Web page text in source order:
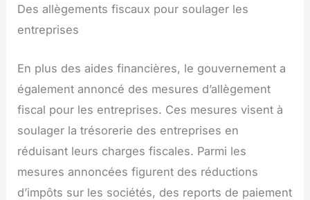
Des allègements fiscaux pour soulager les
entreprises
En plus des aides financières, le gouvernement a
également annoncé des mesures d’allègement
fiscal pour les entreprises. Ces mesures visent à
soulager la trésorerie des entreprises en
réduisant leurs charges fiscales. Parmi les
mesures annoncées figurent des réductions
d’impôts sur les sociétés, des reports de paiement